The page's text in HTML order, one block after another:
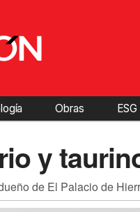
Obras ESG
y
de El Palacio de